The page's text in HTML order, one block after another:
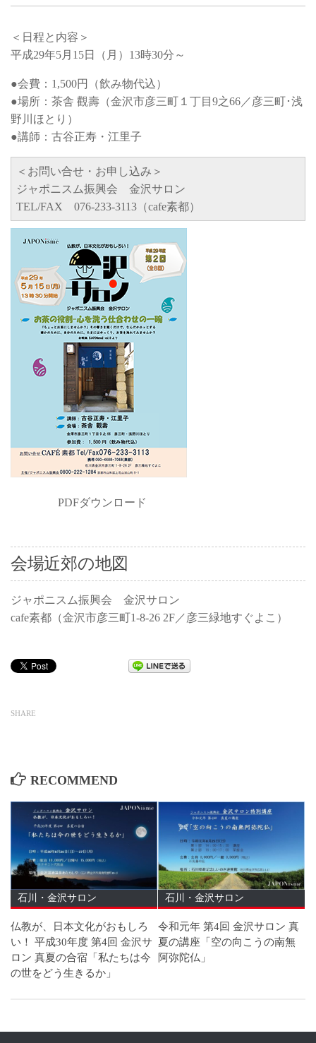
＜日程と内容＞
平成29年5月15日（月）13時30分～
●会費：1,500円（飲み物代込）
●場所：茶舎 觀壽（金沢市彦三町１丁目9之66／彦三町･浅
野川ほとり）
●講師：古谷正寿・江里子
＜お問い合せ・お申し込み＞
ジャポニスム振興会 金沢サロン
TEL/FAX 076-233-3113（cafe素都）
PDFダウンロード
会場近郊の地図
ジャポニスム振興会 金沢サロン
cafe素都（金沢市彦三町1-8-26 2F／彦三緑地すぐよこ）
SHARE
RECOMMEND
石川・金沢サロン
仏教が、日本文化がおもしろ
い！ 平成30年度 第4回 金沢サ
ロン 真夏の合宿「私たちは今
の世をどう生きるか」
石川・金沢サロン
令和元年 第4回 金沢サロン 真
夏の講座「空の向こうの南無
阿弥陀仏」